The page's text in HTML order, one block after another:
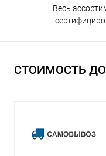
Весь
СТОИМОСТЬ